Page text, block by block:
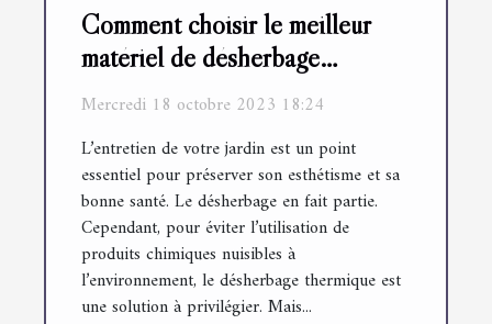
Comment choisir le meilleur
matériel de désherbage
thermique
Mercredi 18 octobre 2023 18:24
L’entretien de votre jardin est un point
essentiel pour préserver son esthétisme et sa
bonne santé. Le désherbage en fait partie.
Cependant, pour éviter l’utilisation de
produits chimiques nuisibles à
l’environnement, le désherbage thermique est
une solution à privilégier. Mais...